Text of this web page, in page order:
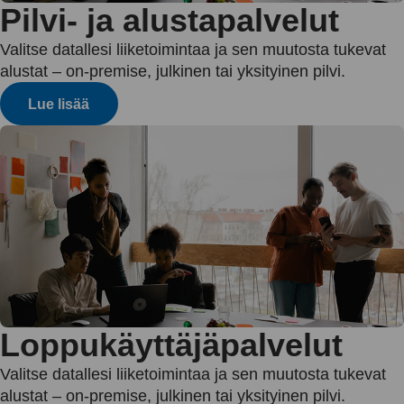
Pilvi- ja alustapalvelut
Valitse datallesi liiketoimintaa ja sen muutosta tukevat
alustat – on-premise, julkinen tai yksityinen pilvi.
Lue lisää
Loppukäyttäjäpalvelut
Valitse datallesi liiketoimintaa ja sen muutosta tukevat
alustat – on-premise, julkinen tai yksityinen pilvi.